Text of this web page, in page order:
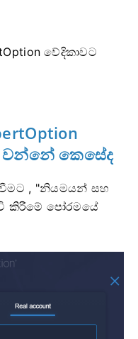
වේදිකාවට
වන්නේ කෙසේද
, "නියමයන් සහ
කිරීමේ පෝරමයේ